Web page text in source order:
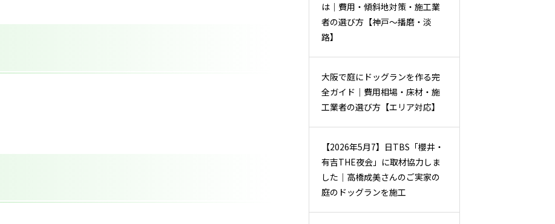
は｜費用・傾斜地対策・施工業
者の選び方【神戸〜播磨・淡
路】
大阪で庭にドッグランを作る完
全ガイド｜費用相場・床材・施
工業者の選び方【エリア対応】
【2026年5月7】日TBS「櫻井・
有吉THE夜会」に取材協力しま
した｜高橋成美さんのご実家の
庭のドッグランを施工